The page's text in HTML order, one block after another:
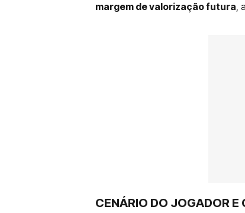
margem de valorização futura,
CENÁRIO DO JOGADOR E